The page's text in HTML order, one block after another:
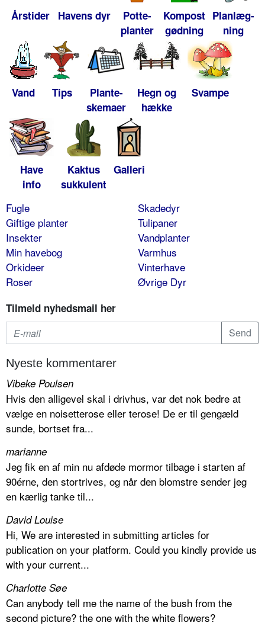
Årstider Havens dyr
Potte-
planter
Kompost
gødning
Planlæg-
ning
Vand Tips
Plante-
skemaer
Hegn og
hække
Svampe
Have
info
Kaktus
sukkulent
Galleri
Fugle
Giftige planter
Insekter
Min havebog
Orkideer
Roser
Skadedyr
Tulipaner
Vandplanter
Varmhus
Vinterhave
Øvrige Dyr
Tilmeld nyhedsmail her
Nyeste kommentarer
Vibeke Poulsen
Hvis den alligevel skal i drivhus, var det nok bedre at
vælge en noisetterose eller terose! De er til gengæld
sunde, bortset fra...
marianne
Jeg fik en af min nu afdøde mormor tilbage i starten af
90érne, den stortrives, og når den blomstre sender jeg
en kærlig tanke til...
David Louise
Hi, We are interested in submitting articles for
publication on your platform. Could you kindly provide us
with your current...
Charlotte Søe
Can anybody tell me the name of the bush from the
second picture? the one with the white flowers?